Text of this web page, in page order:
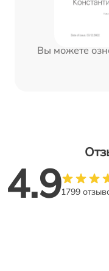
Вы можете
4.91799